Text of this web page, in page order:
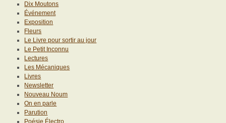
Dix Moutons
Événement
Exposition
Fleurs
Le Livre pour sortir au jour
Le Petit Inconnu
Lectures
Les Mécaniques
Livres
Newsletter
Nouveau Noum
On en parle
Parution
Poésie Électro